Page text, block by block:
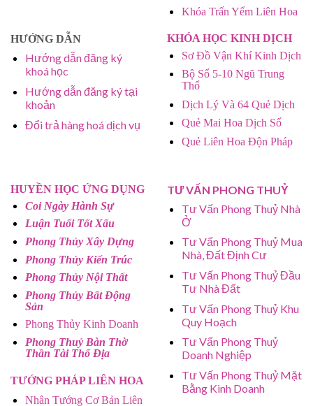
HƯỚNG DẪN
Hướng dẫn đăng ký
khoá học
Hướng dẫn đăng ký tại
khoản
Đổi trả hàng hoá dịch vụ
Khóa Trấn Yểm Liên Hoa
KHÓA HỌC KINH DỊCH
Sơ Đồ Vận Khí Kinh Dịch
Bộ Số 5-10 Ngũ Trung
Thổ
Dịch Lý Và 64 Quẻ Dịch
Quẻ Mai Hoa Dịch Số
Quẻ Liên Hoa Độn Pháp
HUYỀN HỌC ỨNG DỤNG
Coi Ngày Hành Sự
Luận Tuổi Tốt Xấu
Phong Thủy Xây Dựng
Phong Thủy Kiến Trúc
Phong Thủy Nội Thất
Phong Thủy Bất Động
Sản
Phong Thủy Kinh Doanh
Phong Thuỷ Bàn Thờ
Thần Tài Thổ Địa
TƯỚNG PHÁP LIÊN HOA
Nhân Tướng Cơ Bản Liên
TƯ VẤN PHONG THUỶ
Tư Vấn Phong Thuỷ Nhà
Ở
Tư Vấn Phong Thuỷ Mua
Nhà, Đất Định Cư
Tư Vấn Phong Thuỷ Đầu
Tư Nhà Đất
Tư Vấn Phong Thuỷ Khu
Quy Hoạch
Tư Vấn Phong Thuỷ
Doanh Nghiệp
Tư Vấn Phong Thuỷ Mặt
Bằng Kinh Doanh